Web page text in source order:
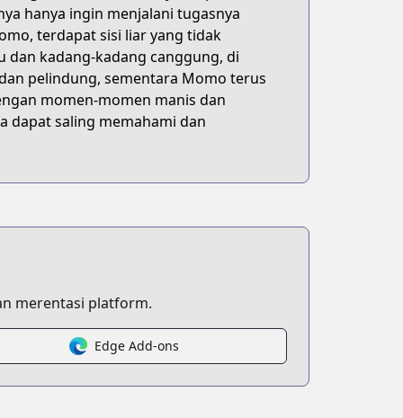
hanya ingin menjalani tugasnya
terdapat sisi liar yang tidak
kadang-kadang canggung, di
pelindung, sementara Momo terus
momen-momen manis dan
dapat saling memahami dan
merentasi platform.
Edge Add-ons